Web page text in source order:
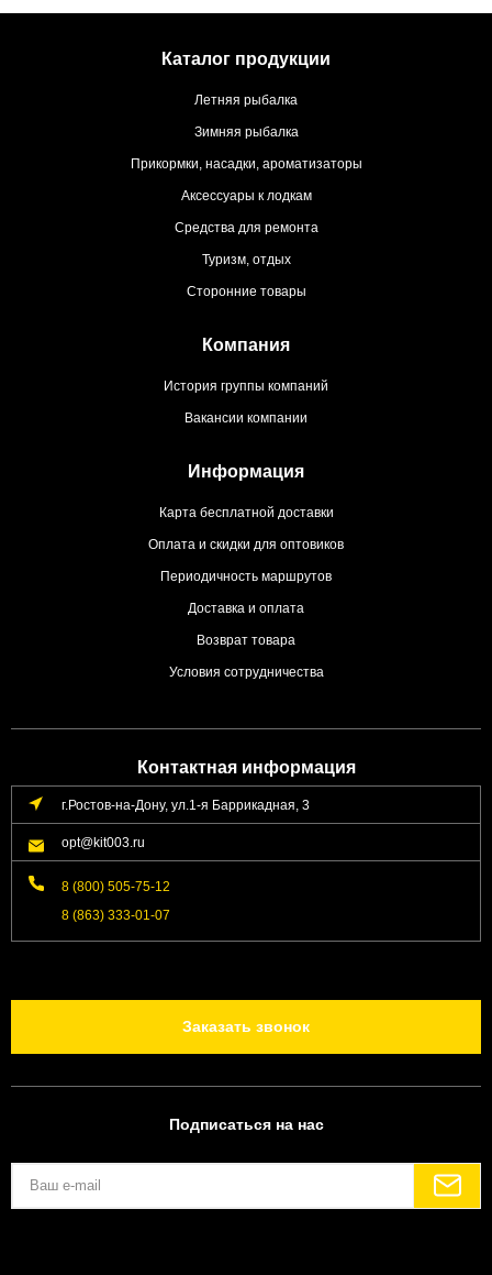
Каталог продукции
Летняя рыбалка
Зимняя рыбалка
Прикормки, насадки, ароматизаторы
Аксессуары к лодкам
Средства для ремонта
Туризм, отдых
Сторонние товары
Компания
История группы компаний
Вакансии компании
Информация
Карта бесплатной доставки
Оплата и скидки для оптовиков
Периодичность маршрутов
Доставка и оплата
Возврат товара
Условия сотрудничества
Контактная информация
г.Ростов-на-Дону, ул.1-я Баррикадная, 3
opt@kit003.ru
8 (800) 505-75-12
8 (863) 333-01-07
Заказать звонок
Подписаться на нас